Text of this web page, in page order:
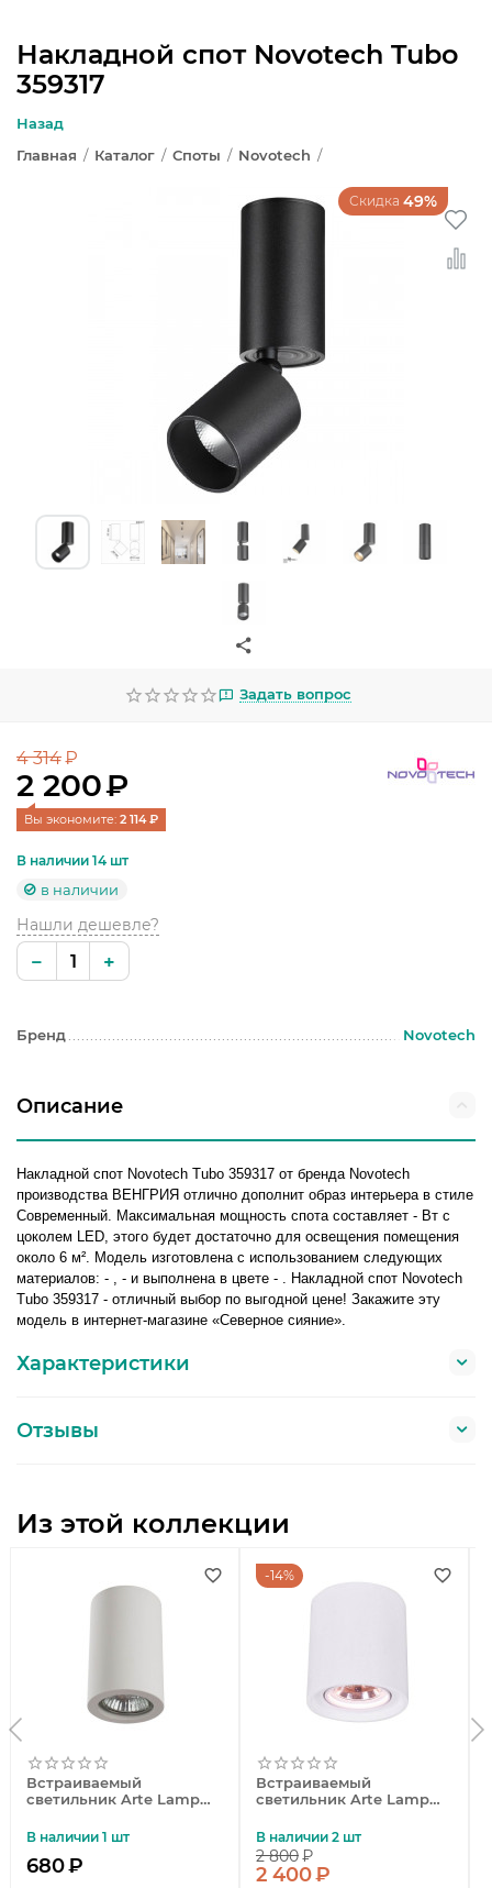
Накладной спот Novotech Tubo
359317
Назад
Главная / Каталог / Споты / Novotech /
Скидка 49%
Задать вопрос
4 314₽
2 200₽
Вы экономите: 2 114 ₽
В наличии 14 шт
в наличии
Нашли дешевле?
+
−
Бренд Novotech
Описание
Накладной спот Novotech Tubo 359317 от бренда Novotech
производства ВЕНГРИЯ отлично дополнит образ интерьера в стиле
Современный. Максимальная мощность спота составляет - Вт с
цоколем LED, этого будет достаточно для освещения помещения
около 6 м². Модель изготовлена с использованием следующих
материалов: - , - и выполнена в цвете - . Накладной спот Novotech
Tubo 359317 - отличный выбор по выгодной цене! Закажите эту
модель в интернет-магазине «Северное сияние».
Характеристики
Отзывы
Из этой коллекции
Встраиваемый
светильник Arte Lamp
В наличии 1 шт
680₽
14%
Встраиваемый
светильник Arte Lamp
В наличии 2 шт
2 800₽
2 400₽
ЛЮСТРЫ
СВЕТИЛЬНИКИ КАК В ИКЕА
ТРЕКОВЫЕ СИСТЕМЫ
УЛИЧНОЕ ОСВЕЩЕНИЕ
ОФИСНОЕ ОСВЕЩЕНИЕ
СВЕТОДИОДНАЯ ПОДСВЕТКА
ЭЛЕКТРОТОВАРЫ
КОМПЛЕКТУЮЩИЕ
ПРЕДМЕТЫ ИНТЕРЬЕРА